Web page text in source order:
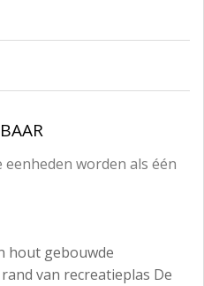
eenheden worden als één
hout gebouwde
van recreatieplas De